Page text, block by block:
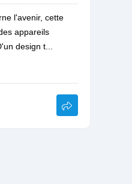
l'avenir, cette
appareils
design t...